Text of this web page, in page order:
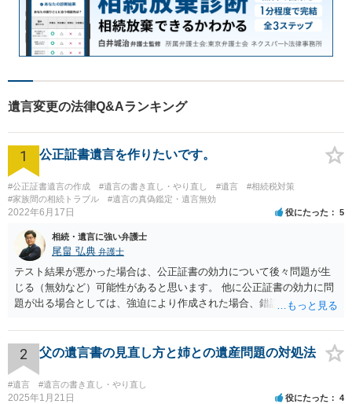
遺言変更の法律Q&Aランキング
1 公正証書遺言を作りたいです。
#公正証書遺言の作成 #遺言の書き直し・やり直し #遺言
#相続税対策
#家族間の相続トラブル
#遺言の真偽鑑定・遺言無効
2022年6月17日 役にたった 5
相続・遺言に強い弁護士
尾畠 弘典 弁護士
テスト結果が悪かった場合は、公正証書の効力について後々問題が生
じる（無効など）可能性があると思います。 他に公正証書の効力に問
題が出る場合としては、強迫により作成された場合、錯誤（勘違い）
すが、弁護士に作成を依頼する場合は、１０～数十万円程度になるケ
ースが多いと思います。 報酬体系は、弁護士ごとに異なりますので一
律の基準はありません。
2 父の遺言書の見直し方と姉との遺産問題の対処法
#遺言 #遺言の書き直し・やり直し
2025年1月21日 役にたった 4